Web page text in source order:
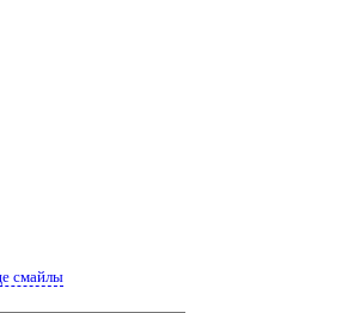
смайлы